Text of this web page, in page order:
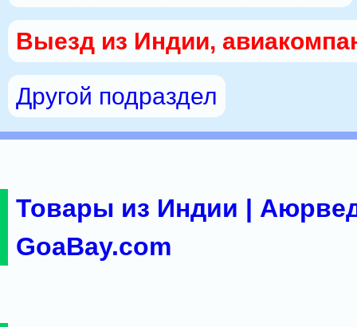
Выезд из Индии,
Другой подраздел
Товары из Индии |
GoaBay.com